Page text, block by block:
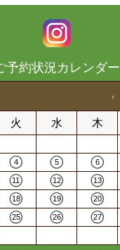
予約状況カレンダー
火 水 木
4 5 6
11 12 13
18 19 20
25 26 27